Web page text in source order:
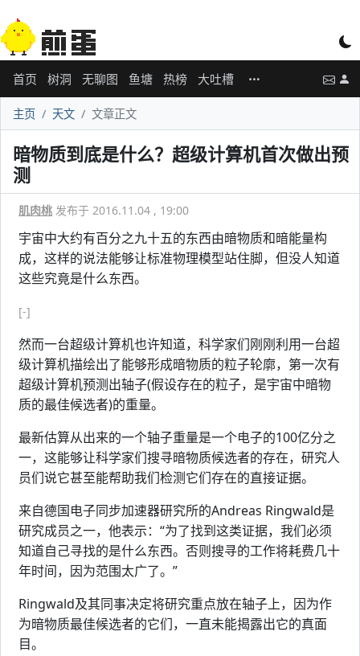
首页 树洞 无聊图 鱼塘 热榜 大吐槽
主页 天文 文章正文
暗物质到底是什么？超级计算机首次做出预
测
肌肉桃 发布于 2016.11.04 , 19:00
宇宙中大约有百分之九十五的东西由暗物质和暗能量构
成，这样的说法能够让标准物理模型站住脚，但没人知道
这些究竟是什么东西。
[-]
然而一台超级计算机也许知道，科学家们刚刚利用一台超
级计算机描绘出了能够形成暗物质的粒子轮廓，第一次有
超级计算机预测出轴子(假设存在的粒子，是宇宙中暗物
质的最佳候选者)的重量。
最新估算从出来的一个轴子重量是一个电子的100亿分之
一，这能够让科学家们搜寻暗物质候选者的存在，研究人
员们说它甚至能帮助我们检测它们存在的直接证据。
来自德国电子同步加速器研究所的Andreas Ringwald是
研究成员之一，他表示：“为了找到这类证据，我们必须
知道自己寻找的是什么东西。否则搜寻的工作将耗费几十
年时间，因为范围太广了。”
Ringwald及其同事决定将研究重点放在轴子上，因为作
为暗物质最佳候选者的它们，一直未能揭露出它的真面
目。